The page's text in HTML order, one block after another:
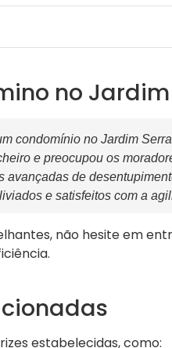
no
condomínio no Jardim
e preocupou os
de
e satisfeitos com a
não hesite em
estabelecidas, como: